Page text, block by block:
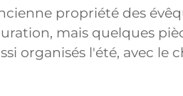
propriété des
mais quelques
organisés l'été, avec le